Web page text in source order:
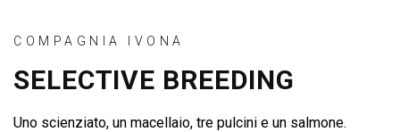
COMPAGNIA IVONA
SELECTIVE BREEDING
Uno scienziato, un macellaio, tre pulcini e un salmone.